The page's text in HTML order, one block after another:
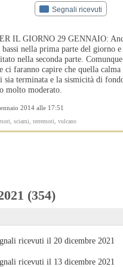
Segnali ricevuti
IL GIORNO 29 GENNAIO:
nella prima parte del giorno
nella seconda parte.
ci faranno capire che quella
sia terminata e la sismicità di
molto moderato.
2014 alle 17:51
sciami, terremoti, vulcano
(354)
ricevuti il 20 dicembre 2021
ricevuti il 13 dicembre 2021